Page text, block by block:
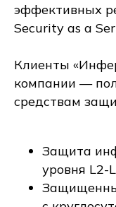
эффективных
Security as a
Клиенты
компании —
средствам
Защита
уровня L2-